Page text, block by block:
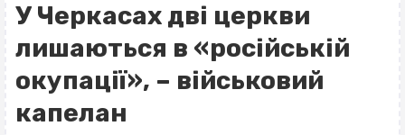
У Черкасах дві церкви
лишаються в «російській
окупації», – військовий
капелан